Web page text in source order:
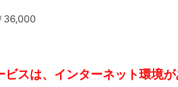
ビスは、インターネット環境